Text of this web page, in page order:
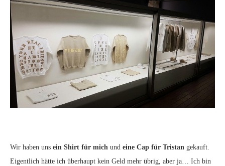
Wir haben uns ein Shirt für mich und eine Cap für Tristan gekauft.
Eigentlich hätte ich überhaupt kein Geld mehr übrig, aber ja… Ich bin